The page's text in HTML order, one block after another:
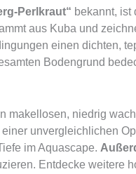
Perlkraut“ bekannt, ist
aus Kuba und
einen dichten,
Bodengrund
niedrig
unvergleichlichen
im Aquascape.
Entdecke weitere